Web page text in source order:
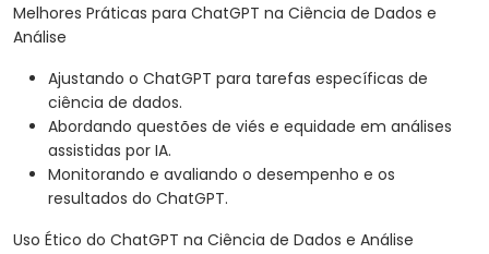
Melhores Práticas para ChatGPT na Ciência de Dados e
Análise
Ajustando o ChatGPT para tarefas específicas de
ciência de dados.
Abordando questões de viés e equidade em análises
assistidas por IA.
Monitorando e avaliando o desempenho e os
resultados do ChatGPT.
Uso Ético do ChatGPT na Ciência de Dados e Análise